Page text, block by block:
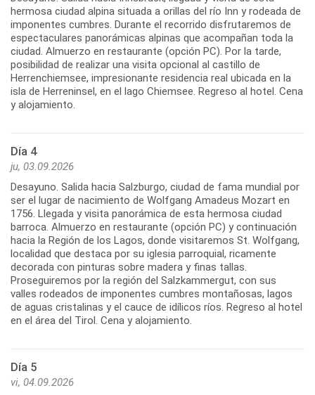
hermosa ciudad alpina situada a orillas del río Inn y rodeada de
imponentes cumbres. Durante el recorrido disfrutaremos de
espectaculares panorámicas alpinas que acompañan toda la
ciudad. Almuerzo en restaurante (opción PC). Por la tarde,
posibilidad de realizar una visita opcional al castillo de
Herrenchiemsee, impresionante residencia real ubicada en la
isla de Herreninsel, en el lago Chiemsee. Regreso al hotel. Cena
y alojamiento.
Día 4
ju, 03.09.2026
Desayuno. Salida hacia Salzburgo, ciudad de fama mundial por
ser el lugar de nacimiento de Wolfgang Amadeus Mozart en
1756. Llegada y visita panorámica de esta hermosa ciudad
barroca. Almuerzo en restaurante (opción PC) y continuación
hacia la Región de los Lagos, donde visitaremos St. Wolfgang,
localidad que destaca por su iglesia parroquial, ricamente
decorada con pinturas sobre madera y finas tallas.
Proseguiremos por la región del Salzkammergut, con sus
valles rodeados de imponentes cumbres montañosas, lagos
de aguas cristalinas y el cauce de idílicos ríos. Regreso al hotel
en el área del Tirol. Cena y alojamiento.
Día 5
vi, 04.09.2026